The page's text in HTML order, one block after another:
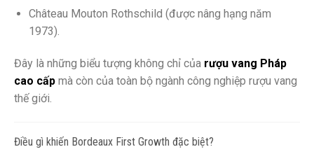
Château Mouton Rothschild (được nâng hạng năm
1973).
Đây là những biểu tượng không chỉ của rượu vang Pháp
cao cấp mà còn của toàn bộ ngành công nghiệp rượu vang
thế giới.
Điều gì khiến Bordeaux First Growth đặc biệt?